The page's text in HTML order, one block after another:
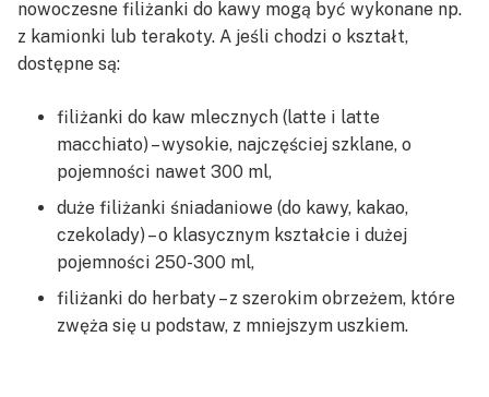
nowoczesne filiżanki do kawy mogą być wykonane np.
z kamionki lub terakoty. A jeśli chodzi o kształt,
dostępne są:
filiżanki do kaw mlecznych (latte i latte
macchiato) – wysokie, najczęściej szklane, o
pojemności nawet 300 ml,
duże filiżanki śniadaniowe (do kawy, kakao,
czekolady) – o klasycznym kształcie i dużej
pojemności 250-300 ml,
filiżanki do herbaty – z szerokim obrzeżem, które
zwęża się u podstaw, z mniejszym uszkiem.